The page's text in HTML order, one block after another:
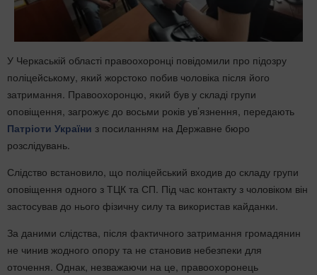
У Черкаській області правоохоронці повідомили про підозру
поліцейському, який жорстоко побив чоловіка після його
затримання. Правоохоронцю, який був у складі групи
оповіщення, загрожує до восьми років ув’язнення, передають
Патріоти України з посиланням на Державне бюро
розслідувань.
Слідство встановило, що поліцейський входив до складу групи
оповіщення одного з ТЦК та СП. Під час контакту з чоловіком він
застосував до нього фізичну силу та використав кайданки.
За даними слідства, після фактичного затримання громадянин
не чинив жодного опору та не становив небезпеки для
оточення. Однак, незважаючи на це, правоохоронець